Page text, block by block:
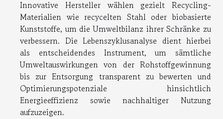
Innovative Hersteller wählen gezielt Recycling-
Materialien wie recycelten Stahl oder biobasierte
Kunststoffe, um die Umweltbilanz ihrer Schränke zu
verbessern. Die Lebenszyklusanalyse dient hierbei
als entscheidendes Instrument, um sämtliche
Umweltauswirkungen von der Rohstoffgewinnung
bis zur Entsorgung transparent zu bewerten und
Optimierungspotenziale hinsichtlich
Energieeffizienz sowie nachhaltiger Nutzung
aufzuzeigen.